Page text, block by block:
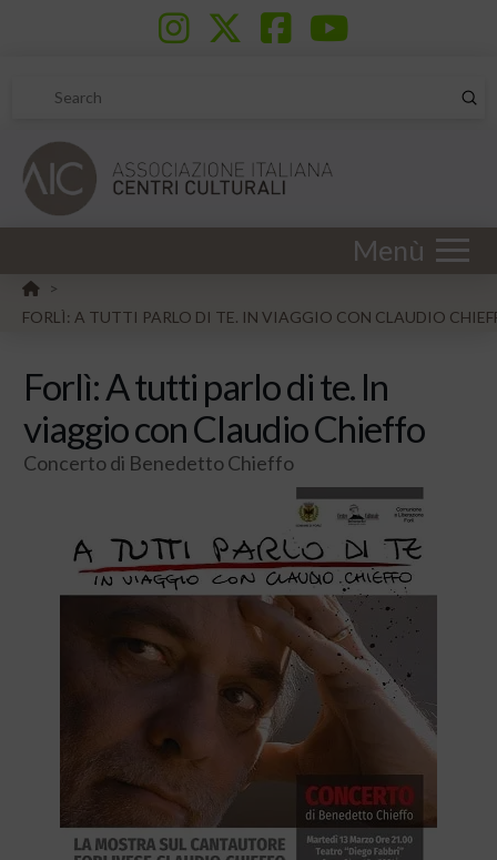
Search
Menù
HOME
>
FORLÌ: A TUTTI PARLO DI TE. IN VIAGGIO CON CLAUDIO
Forlì: A tutti parlo di te. In
viaggio con Claudio Chieffo
Concerto di Benedetto Chieffo